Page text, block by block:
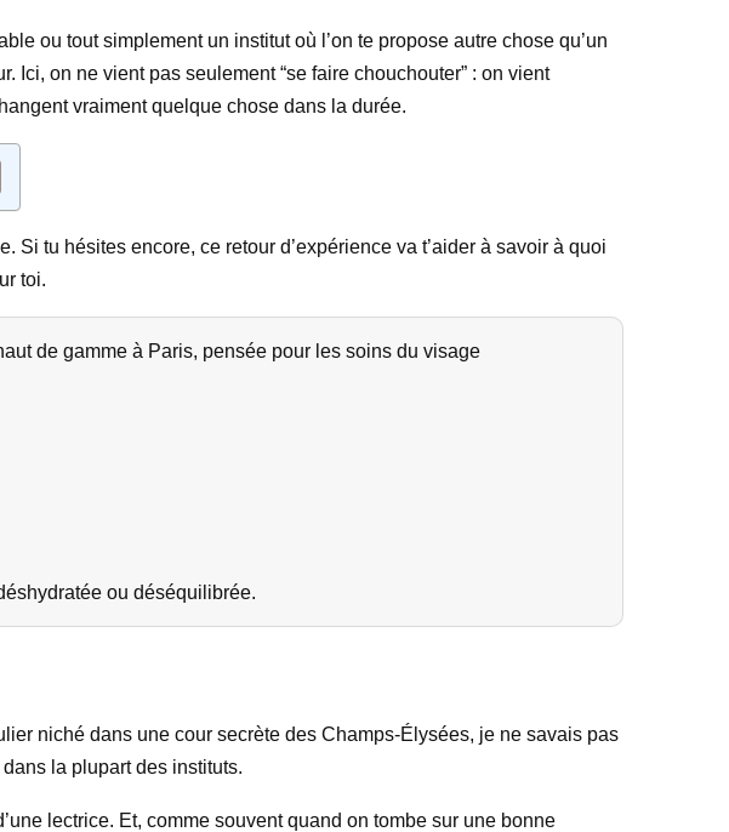
ou tout simplement un institut où l’on te propose autre chose qu’un
Ici, on ne vient pas seulement “se faire chouchouter” : on vient
vraiment quelque chose dans la durée.
tu hésites encore, ce retour d’expérience va t’aider à savoir à quoi
toi.
de gamme à Paris, pensée pour les soins du visage
ou déséquilibrée.
niché dans une cour secrète des Champs-Élysées, je ne savais pas
la plupart des instituts.
lectrice. Et, comme souvent quand on tombe sur une bonne